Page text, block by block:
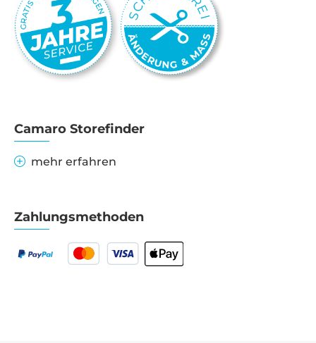
Camaro Storefinder
mehr erfahren
Zahlungsmethoden